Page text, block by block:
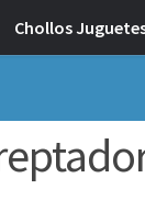
Chollos